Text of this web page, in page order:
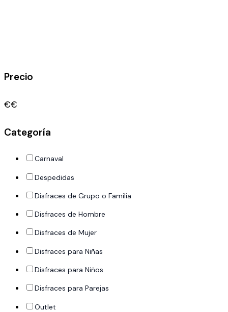
Precio
€€
Categoría
Carnaval
Despedidas
Disfraces de Grupo o Familia
Disfraces de Hombre
Disfraces de Mujer
Disfraces para Niñas
Disfraces para Niños
Disfraces para Parejas
Outlet